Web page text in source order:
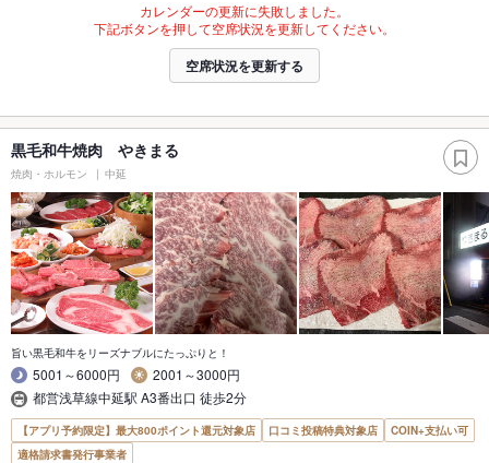
カレンダーの更新に失敗しました。
下記ボタンを押して空席状況を更新してください。
空席状況を更新する
黒毛和牛焼肉 やきまる
焼肉・ホルモン 中延
旨い黒毛和牛をリーズナブルにたっぷりと！
5001～6000円
2001～3000円
都営浅草線中延駅 A3番出口 徒歩2分
【アプリ予約限定】最大800ポイント還元対象店 口コミ投稿特典対象店
COIN+支払い可
適格請求書発行事業者